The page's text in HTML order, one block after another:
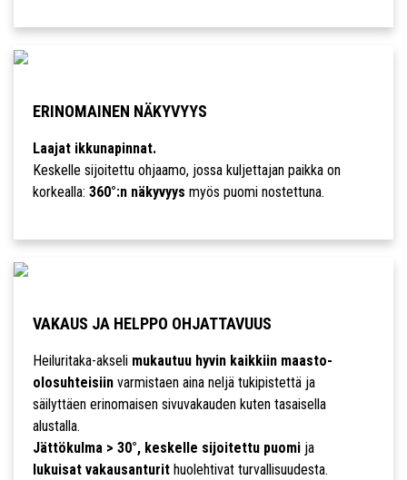
ERINOMAINEN NÄKYVYYS
Laajat ikkunapinnat.
Keskelle sijoitettu ohjaamo, jossa kuljettajan paikka on
korkealla: 360°:n näkyvyys myös puomi nostettuna.
VAKAUS JA HELPPO OHJATTAVUUS
Heiluritaka-akseli mukautuu hyvin kaikkiin maasto-
olosuhteisiinvarmistaen aina neljä tukipistettä ja
säilyttäen erinomaisen sivuvakauden kuten tasaisella
alustalla.
Jättökulma > 30°, keskelle sijoitettu puomija
lukuisat vakausanturithuolehtivat turvallisuudesta.